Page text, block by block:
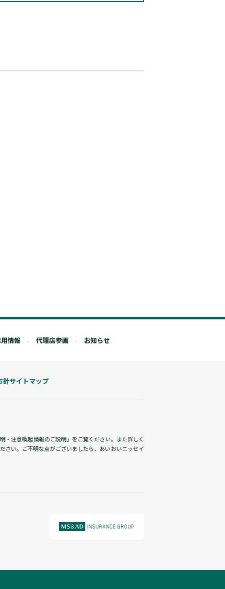
情報 代理店参画 お知らせ
針サイトマップ
・注意喚起情報のご説明」をご覧ください。また詳しく
さい。ご不明な点がございましたら、あいおいニッセイ